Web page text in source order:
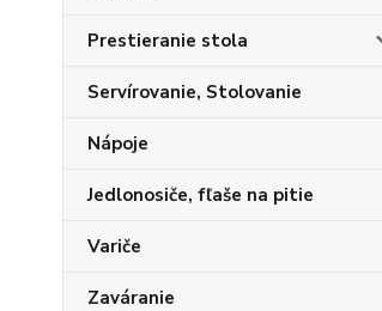
Prestieranie stola
Servírovanie, Stolovanie
Nápoje
Jedlonosiče, fľaše na pitie
Variče
Zaváranie